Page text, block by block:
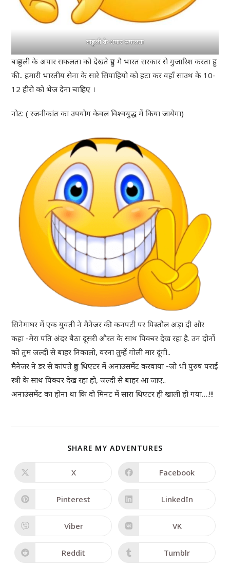
बाहुबली के अपार सफलता
बाहुबली के अपार सफलता को देखते हुए मै भारत सरकार से गुजारिश करता हु
की.. हमारी भारतीय सेना के सारे सिपाहियो को हटा कर वहाँ साउथ के 10-
12 हीरो को भेज देना चाहिए ।
नोट: ( रजनीकांत का उपयोग केवल विश्वयुद्ध में किया जायेगा)
सिनेमाघर में एक युवती ने मैनेजर की कनपटी पर पिस्तौल अड़ा दी और
कहा -मेरा पति अंदर बैठा दूसरी औरत के साथ पिक्चर देख रहा है. उन दोनों
को तुम जल्दी से बाहर निकालो, वरना तुम्हें गोली मार दूंगी..
मैनेजर ने डर से कांपते हुए थिएटर में अनाउंसमेंट करवाया -जो भी पुरुष पराई
स्त्री के साथ पिक्चर देख रहा हो, जल्दी से बाहर आ जाए..
अनाउंसमेंट का होना था कि दो मिनट में सारा थिएटर ही खाली हो गया….!!!
SHARE MY ADVENTURES
X Facebook
Pinterest LinkedIn
Viber VK
Reddit Tumblr